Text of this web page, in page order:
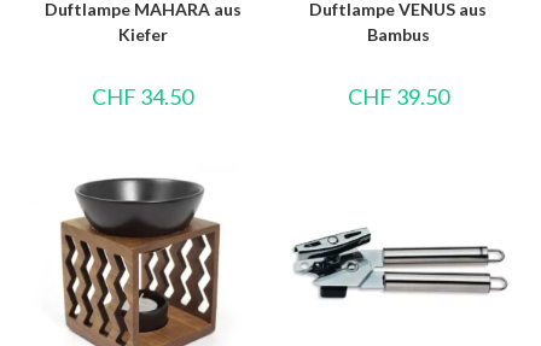
Duftlampe MAHARA aus
Kiefer
CHF 34.50
Duftlampe VENUS aus
Bambus
CHF 39.50